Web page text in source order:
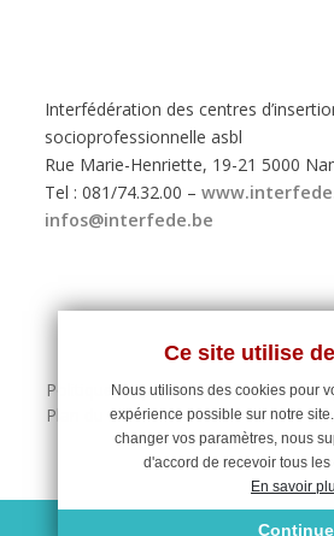
Ce site utilise
Nous utilisons des cookies pour
expérience possible sur notre
changer vos paramètres, nous
d'accord de recevoir tous
En savoir
Interfédération des centres
socioprofessionnelle asbl
Rue Marie-Henriette, 19-21 5000
Tel : 081/74.32.00 –
infos@interfede.be
Politique de protection des données
Plan du site
Maintenance du site :